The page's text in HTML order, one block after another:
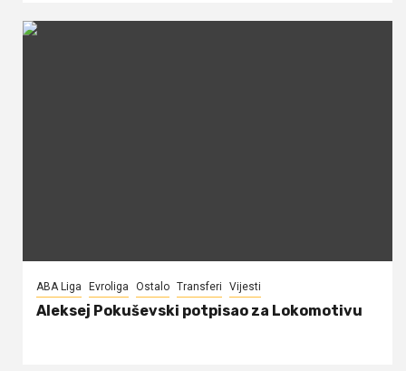
ABA Liga Evroliga Ostalo Transferi Vijesti
Aleksej Pokuševski potpisao za Lokomotivu